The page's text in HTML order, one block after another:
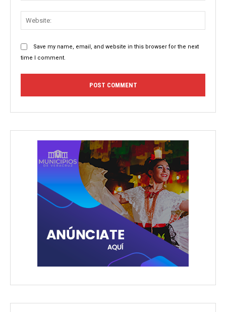
Save my name, email, and website in this browser for the next
time I comment.